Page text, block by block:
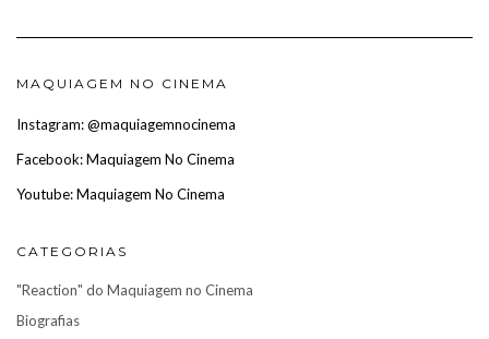
MAQUIAGEM NO CINEMA
Instagram: @maquiagemnocinema
Facebook: Maquiagem No Cinema
Youtube: Maquiagem No Cinema
CATEGORIAS
"Reaction" do Maquiagem no Cinema
Biografias